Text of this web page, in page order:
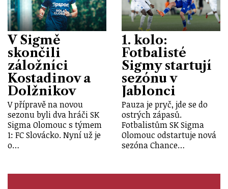
V Sigmě
skončili
záložníci
Kostadinov a
Dolžnikov
V přípravě na novou
sezonu byli dva hráči SK
Sigma Olomouc s týmem
1: FC Slovácko. Nyní už je
o…
1. kolo:
Fotbalisté
Sigmy startují
sezónu v
Jablonci
Pauza je pryč, jde se do
ostrých zápasů.
Fotbalistům SK Sigma
Olomouc odstartuje nová
sezóna Chance…